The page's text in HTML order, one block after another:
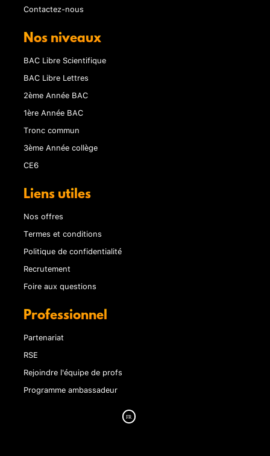
Contactez-nous
Nos niveaux
BAC Libre Scientifique
BAC Libre Lettres
2ème Année BAC
1ère Année BAC
Tronc commun
3ème Année collège
CE6
Liens utiles
Nos offres
Termes et conditions
Politique de confidentialité
Recrutement
Foire aux questions
Professionnel
Partenariat
RSE
Rejoindre l'équipe de profs
Programme ambassadeur